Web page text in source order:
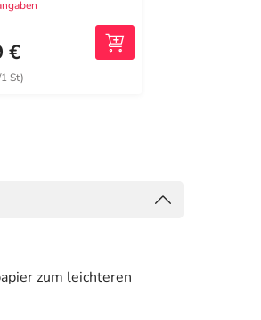
€
St)
zum leichteren